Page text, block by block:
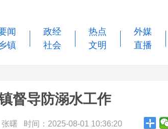
闻
镇
政经
社会
热点
文明
外媒
直播
督导防溺水工作
曙 时间：2025-08-01 10:36:20